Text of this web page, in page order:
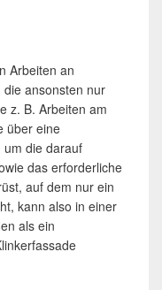
Arbeiten an
ansonsten nur
z. B. Arbeiten am
über eine
um die darauf
das erforderliche
auf dem nur ein
kann also in einer
als ein